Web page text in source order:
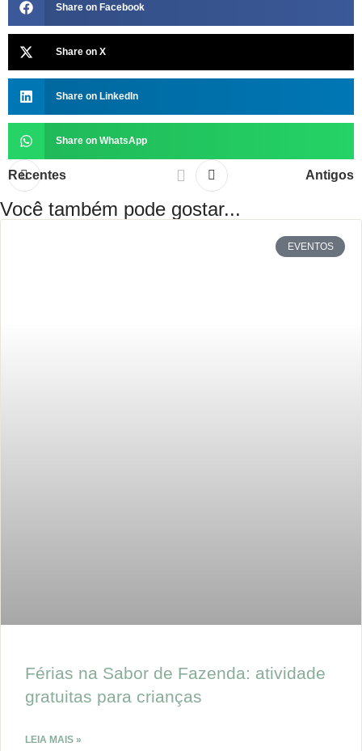
Share on Facebook
Share on X
Share on LinkedIn
Share on WhatsApp
Recentes Antigos
Você também pode gostar...
EVENTOS
Férias na Sabor de Fazenda: atividade
gratuitas para crianças
LEIA MAIS »